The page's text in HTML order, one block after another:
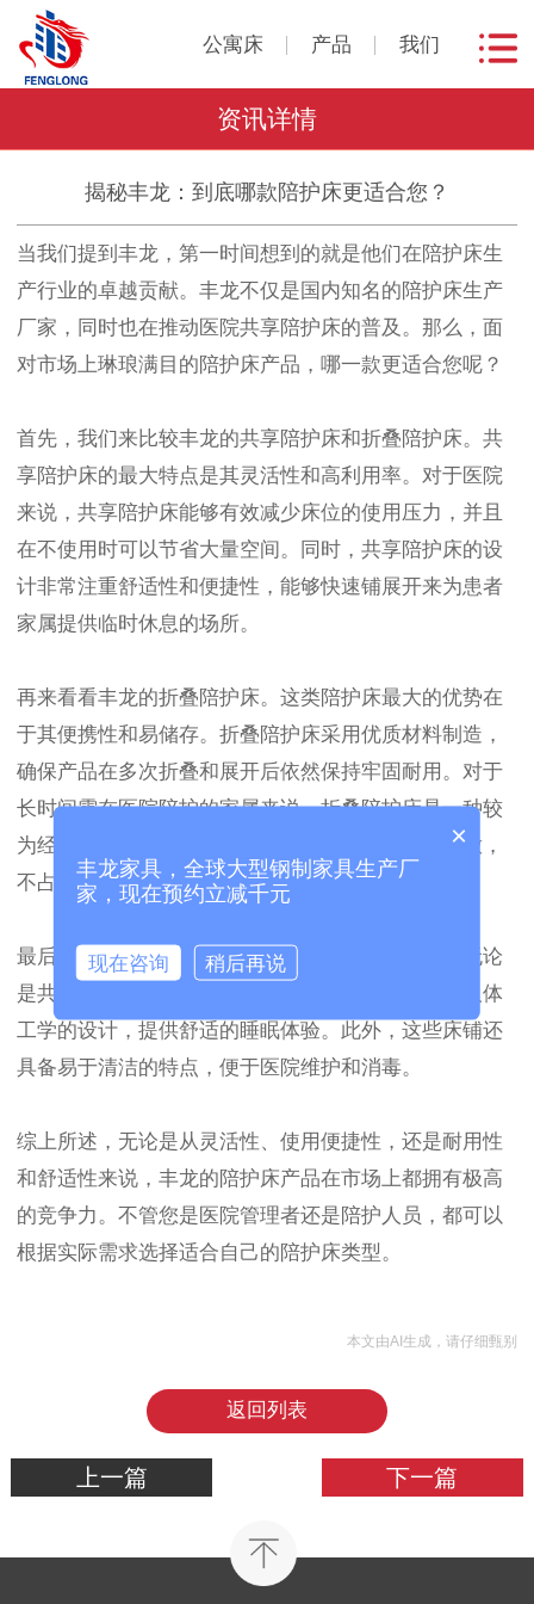
公寓床 产品 我们
资讯详情
揭秘丰龙：到底哪款陪护床更适合您？
当我们提到丰龙，第一时间想到的就是他们在陪护床生
产行业的卓越贡献。丰龙不仅是国内知名的陪护床生产
厂家，同时也在推动医院共享陪护床的普及。那么，面
对市场上琳琅满目的陪护床产品，哪一款更适合您呢？
首先，我们来比较丰龙的共享陪护床和折叠陪护床。共
享陪护床的最大特点是其灵活性和高利用率。对于医院
来说，共享陪护床能够有效减少床位的使用压力，并且
在不使用时可以节省大量空间。同时，共享陪护床的设
计非常注重舒适性和便捷性，能够快速铺展开来为患者
家属提供临时休息的场所。
再来看看丰龙的折叠陪护床。这类陪护床最大的优势在
于其便携性和易储存。折叠陪护床采用优质材料制造，
确保产品在多次折叠和展开后依然保持牢固耐用。对于
长时间需在医院陪护的家属来说，折叠陪护床是一种较
为经济且实用的选择。折叠后的体积小巧，方便存放，
不占用过多空间。
最后，丰龙的陪护床在设计上也注重人性化细节。无论
是共享陪护床还是折叠陪护床，丰龙都配备了符合人体
工学的设计，提供舒适的睡眠体验。此外，这些床铺还
具备易于清洁的特点，便于医院维护和消毒。
综上所述，无论是从灵活性、使用便捷性，还是耐用性
和舒适性来说，丰龙的陪护床产品在市场上都拥有极高
的竞争力。不管您是医院管理者还是陪护人员，都可以
根据实际需求选择适合自己的陪护床类型。
本文由AI生成，请仔细甄别
返回列表
上一篇 下一篇
×
丰龙家具，全球大型钢制家具生产厂
家，现在预约立减千元
现在咨询 稍后再说